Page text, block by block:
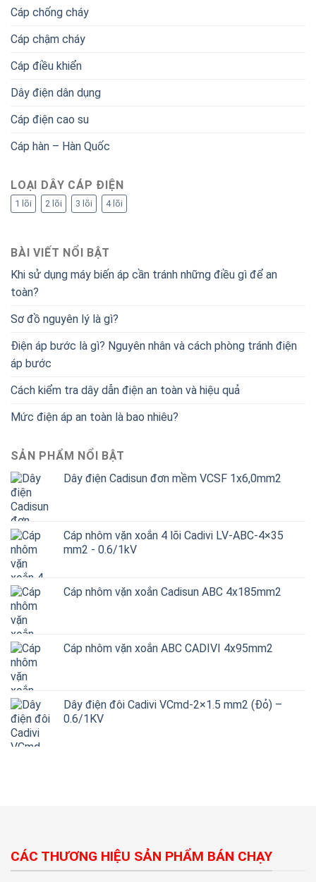
Cáp chống cháy
Cáp chậm cháy
Cáp điều khiển
Dây điện dân dụng
Cáp điện cao su
Cáp hàn – Hàn Quốc
LOẠI DÂY CÁP ĐIỆN
1 lõi 2 lõi 3 lõi 4 lõi
BÀI VIẾT NỔI BẬT
Khi sử dụng máy biến áp cần tránh những điều gì để an
toàn?
Sơ đồ nguyên lý là gì?
Điện áp bước là gì? Nguyên nhân và cách phòng tránh điện
áp bước
Cách kiểm tra dây dẫn điện an toàn và hiệu quả
Mức điện áp an toàn là bao nhiêu?
SẢN PHẨM NỔI BẬT
Dây điện Cadisun đơn mềm VCSF 1x6,0mm2
Cáp nhôm vặn xoắn 4 lõi Cadivi LV-ABC-4×35
mm2 - 0.6/1kV
Cáp nhôm vặn xoắn Cadisun ABC 4x185mm2
Cáp nhôm vặn xoắn ABC CADIVI 4x95mm2
Dây điện đôi Cadivi VCmd-2×1.5 mm2 (Đỏ) –
0.6/1KV
CÁC THƯƠNG HIỆU SẢN PHẨM BÁN CHẠY